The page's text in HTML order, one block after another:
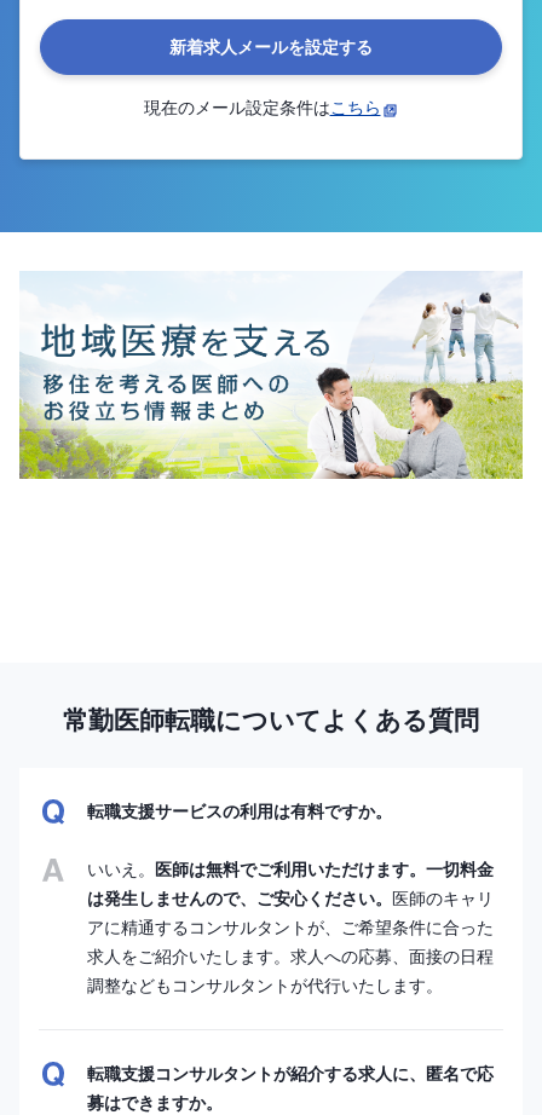
新着求人メールを設定する
現在のメール設定条件はこちら
常勤医師転職についてよくある質問
転職支援サービスの利用は有料ですか。
いいえ。 医師は無料でご利用いただけます。一切料金
は発生しませんので、ご安心ください。 医師のキャリ
アに精通するコンサルタントが、ご希望条件に合った
求人をご紹介いたします。求人への応募、面接の日程
調整などもコンサルタントが代行いたします。
転職支援コンサルタントが紹介する求人に、匿名で応
募はできますか。